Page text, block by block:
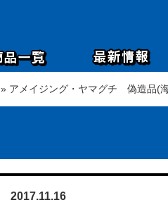
» アメイジング・ヤマグチ 偽造品(
2017.11.16